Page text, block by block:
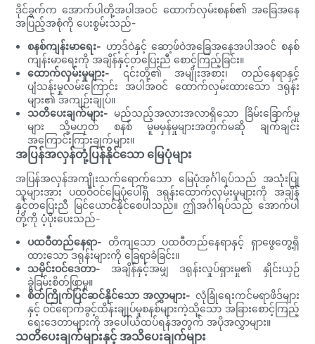
ဒိုင်ခွက်က အောက်ပါတို့အပါအဝင် ထောက်လှမ်းစနစ်၏ အခြေအနေ
အပြည့်အစုံကို ပေးစွမ်းသည်-
စနစ်ကျန်းမာရေး- ဟာ့ဒ်ဝဲနှင့် ဆော့ဖ်ဝဲအခြေအနေအပါအဝင် စနစ်
ကျန်းမာရေးကို အချိန်နှင့်တပြေးညီ စောင့်ကြည့်ခြင်း။
ထောက်လှမ်းမှုများ- ၎င်းတို့၏ အမျိုးအစား၊ တည်နေရာနှင့်
ပျံသန်းမှုလမ်းကြောင်း အပါအဝင် ထောက်လှမ်းထားသော ဒရုန်း
များ၏ အကျဉ်းချုပ်။
သတိပေးချက်များ- မည်သည့်အလားအလာရှိသော ခြိမ်းခြောက်မှု
များ သို့မဟုတ် စနစ် မူမမှန်မှုများအတွက်မဆို ချက်ချင်း
အကြောင်းကြားချက်များ။
အပြန်အလှန်တုံ့ပြန်နိုင်သော မြေပုံများ
အပြန်အလှန်အကျိုးသက်ရောက်သော မြေပုံအင်္ဂါရပ်သည် အသုံးပြု
သူများအား ပထဝီဝင်မြေပုံပေါ်ရှိ ဒရုန်းထောက်လှမ်းမှုများကို အချိန်
နှင့်တပြေးညီ မြင်ယောင်နိုင်စေပါသည်။ ဤအင်္ဂါရပ်သည် အောက်ပါ
တို့ကို ပံ့ပိုးပေးသည်-
ပထဝီတည်နေရာ- တိကျသော ပထဝီတည်နေရာနှင့် ရှာဖွေတွေ့ရှိ
ထားသော ဒရုန်းများကို ခြေရာခံခြင်း။
သမိုင်းဝင်ဒေတာ- အချိန်နှင့်အမျှ ဒရုန်းလှုပ်ရှားမှု၏ နှိုင်းယှဉ်
ခွဲခြမ်းစိတ်ဖြာမှု။
စိတ်ကြိုက်ပြင်ဆင်နိုင်သော အလွှာများ- လုံခြုံရေးကင်မရာဖိဒ်များ
နှင့် ဝင်ရောက်ခွင့်ထိန်းချုပ်မှုစနစ်များကဲ့သို့သော အခြားစောင့်ကြည့်
ရေးဒေတာများကို အပေါ်ယံထပ်ရန်အတွက် အပိုအလွှာများ။
သတိပေးချက်များနှင့် အသိပေးချက်များ